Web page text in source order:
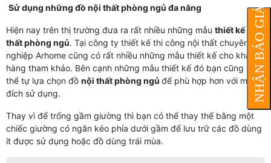
Sử dụng những đồ nội thất phòng ngủ đa năng
Hiện nay trên thị trường đưa ra rất nhiều những mẫu thiết kế nội
thất phòng ngủ. Tại công ty thiết kế thi công nội thất chuyên
nghiệp Arhome cũng có rất nhiều những mẫu thiết kế cho khách
hàng tham khảo. Bên cạnh những mẫu thiết kế đó bạn cũng có
thể tự lựa chọn đồ nội thất phòng ngủ để phù hợp hơn với mục
đích sử dụng.
Thay vì để trống gầm giường thì bạn có thể thay thế bằng một
chiếc giường có ngăn kéo phía dưới gầm để lưu trữ các đồ dùng
ít được sử dụng hoặc đồ dùng trái mùa.
NHẬN BÁO GIÁ